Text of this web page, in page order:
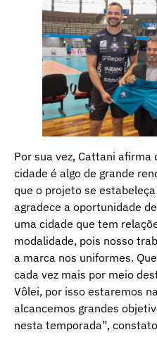
Por sua vez, Cattani afirma
cidade é algo de grande
que o projeto se
agradece a oportunidade
uma cidade que tem
modalidade, pois nosso
a marca nos uniformes.
cada vez mais por meio
Vôlei, por isso estaremos
alcancemos grandes
nesta temporada”,